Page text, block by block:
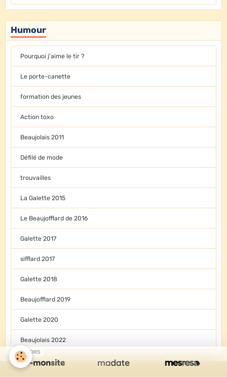
Humour
Pourquoi j'aime le tir ?
Le porte-canette
formation des jeunes
Action toxo
Beaujolais 2011
Défilé de mode
trouvailles
La Galette 2015
Le Beaujofflard de 2016
Galette 2017
sifflard 2017
Galette 2018
Beaujofflard 2019
Galette 2020
Beaujolais 2022
SPONSORS